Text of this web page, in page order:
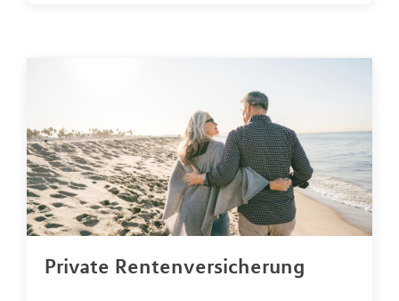
Private Rentenversicherung